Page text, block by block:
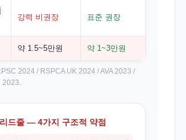
강력 비권장 표준 권장
약 1.5~5만원 약 1~3만원
2024 / RSPCA UK 2024 / AVA 2023 /
2023.
드줄 — 4가지 구조적 약점